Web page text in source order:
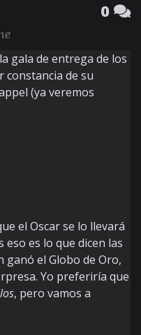
0
gala de entrega de los
constancia de su
(ya veremos
el Oscar se lo llevará
eso es lo que dicen las
ganó el Globo de Oro,
Yo preferiría que
, pero vamos a